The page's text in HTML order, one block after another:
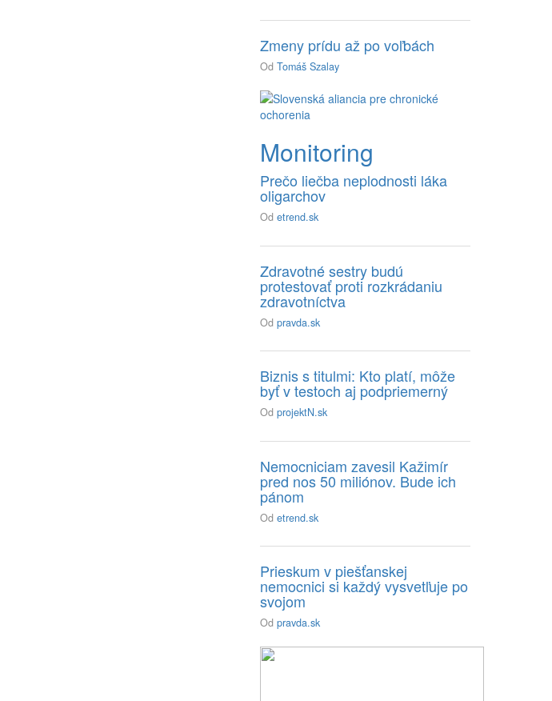
Zmeny prídu až po voľbách
OdTomáš Szalay
Monitoring
Prečo liečba neplodnosti láka
oligarchov
Odetrend.sk
Zdravotné sestry budú
protestovať proti rozkrádaniu
zdravotníctva
Odpravda.sk
Biznis s titulmi: Kto platí, môže
byť v testoch aj podpriemerný
OdprojektN.sk
Nemocniciam zavesil Kažimír
pred nos 50 miliónov. Bude ich
pánom
Odetrend.sk
Prieskum v piešťanskej
nemocnici si každý vysvetľuje po
svojom
Odpravda.sk